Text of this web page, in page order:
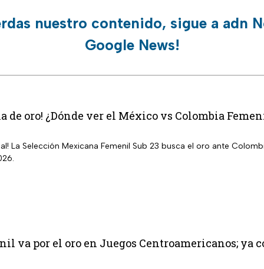
nuestro contenido, sigue a adn
Google News!
de oro! ¿Dónde ver el México vs Colombia
La Selección Mexicana Femenil Sub 23 busca el oro ante
va por el oro en Juegos Centroamericanos; ya